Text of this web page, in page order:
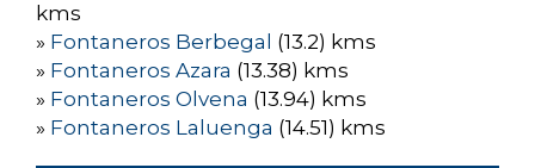
kms
» Fontaneros Berbegal (13.2) kms
» Fontaneros Azara (13.38) kms
» Fontaneros Olvena (13.94) kms
» Fontaneros Laluenga (14.51) kms